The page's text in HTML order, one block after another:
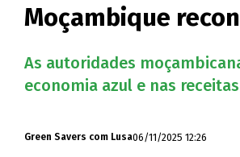
Moçambique
As autoridades
economia azul e nas
Green Savers com Lusa06/11/2025 12:26